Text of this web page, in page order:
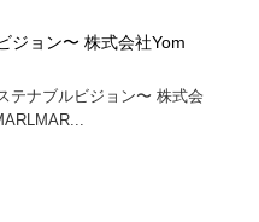
ジョン〜 株式会社Yom
テナブルビジョン〜 株式会